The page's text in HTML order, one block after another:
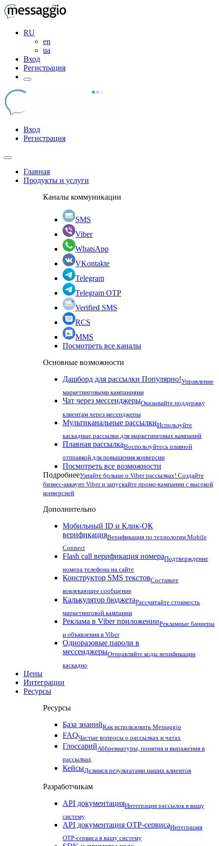
RU
en
ua
Вход
Регистрация
Вход
Регистрация
Главная
Продукты и услуги
Каналы коммуникации
SMS
Viber
WhatsApp
VKontakte
Telegram
Telegram OTP
Verified SMS
RCS
MMS
Посмотреть все каналы
Основные возможности
Дашборд для рассылки Популярно!Управление
маркетинговыми кампаниями
Чат через мессенджерыОказывайте поддержку
клиентам через месенджеры
Мультиканальные рассылкиИспользуйте
каскадные рассылки для маркетинговых кампаний
Плавная рассылкаВоспользуйтесь плавной
отправкой для повышения конверсии
Посмотреть все возможности
ПодробнееУзнайте больше о Viber рассылках! Создайте
бизнес-аккаунт Viber и запускайте промо-кампании с высокой
конверсией
Дополнительно
Мобильный ID и Клик-ОК
верификацияВерификация по технологии Mobile
Connect
Flash call верификация номераПодтверждение
номера телефона на сайте
Конструктор SMS текстовСоставьте
вовлекающее сообщение
Калькулятор бюджетаРассчитайте стоимость
маркетинговой кампании
Реклама в Viber приложенииРекламные баннеры
и объявления в Viber
Одноразовые пароли в
мессенджерыОтправляйте коды верификации
каскадно
Цены
Интеграции
Ресурсы
Ресурсы
База знанийКак использовать Messaggio
FAQЧастые вопросы о рассылках и чатах
ГлоссарийАббревиатуры, понятия и выражения в
рассылках
КейсыДелимся результатами наших клиентов
Разработчикам
API документацияИнтеграция рассылок в вашу
систему
API документация OTP-сервисаИнтеграция
OTP-сервиса в вашу систему